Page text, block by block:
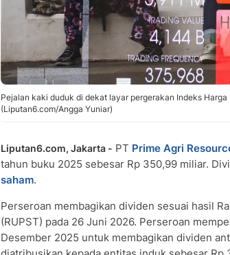
Pejalan kaki duduk di dekat layar pergerakan Indeks
(Liputan6.com/Angga Yuniar)
Liputan6.com, Jakarta - PT Prime Agri
tahun buku 2025 sebesar Rp 350,99 miliar.
saham.
Perseroan membagikan dividen sesuai hasil
(RUPST) pada 26 Juni 2026. Perseroan
Desember 2025 untuk membagikan dividen